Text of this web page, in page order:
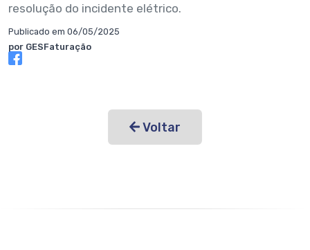
resolução do incidente elétrico.
Publicado em 06/05/2025
por GESFaturação
Voltar